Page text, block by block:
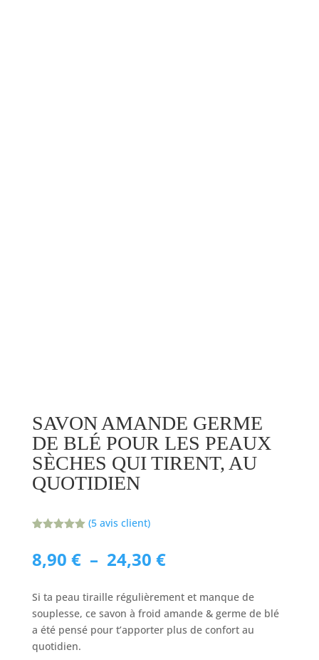
SAVON AMANDE GERME
DE BLÉ POUR LES PEAUX
SÈCHES QUI TIRENT, AU
QUOTIDIEN
basé sur
notations
(5 avis client)
8,90 € – 24,30 €Plage
prix :
8,90 €
à
24,30 €
Si ta peau tiraille régulièrement et manque de
souplesse, ce savon à froid amande & germe de blé
a été pensé pour t’apporter plus de confort au
quotidien.